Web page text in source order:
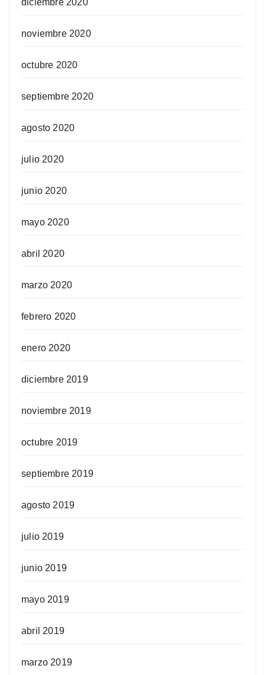
noviembre 2020
octubre 2020
septiembre 2020
agosto 2020
julio 2020
junio 2020
mayo 2020
abril 2020
marzo 2020
febrero 2020
enero 2020
diciembre 2019
noviembre 2019
octubre 2019
septiembre 2019
agosto 2019
julio 2019
junio 2019
mayo 2019
abril 2019
marzo 2019